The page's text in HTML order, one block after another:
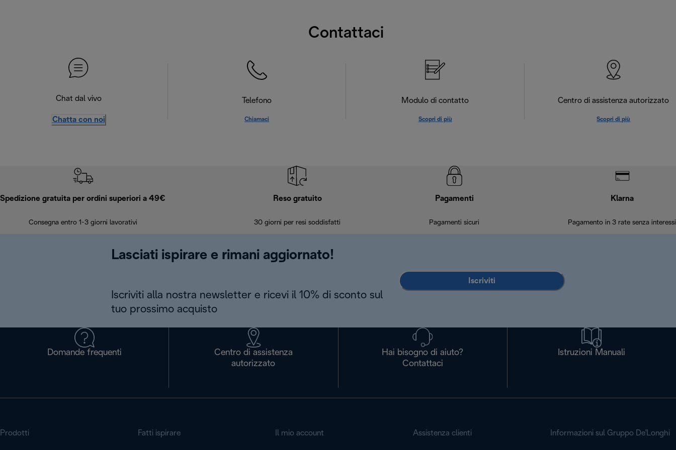
Contattaci
Chat dal vivo
Chatta con noi
Telefono
Chiamaci
Modulo di contatto
Scopri di più
Centro di assistenza autorizzato
Scopri di più
Spedizione gratuita per ordini superiori a 49€
Consegna entro 1-3 giorni lavorativi
Reso gratuito
30 giorni per resi soddisfatti
Pagamenti
Pagamenti sicuri
Klarna
Pagamento in 3 rate senza interessi
Lasciati ispirare e rimani aggiornato!
Iscriviti alla nostra newsletter e ricevi il 10% di sconto sul
tuo prossimo acquisto
Iscriviti
Domande frequenti
Centro di assistenza
autorizzato
Hai bisogno di aiuto?
Contattaci
Istruzioni Manuali
Prodotti Fatti ispirare Il mio account Assistenza clienti Informazioni sul Gruppo De'Longhi